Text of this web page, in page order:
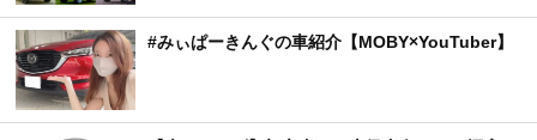
#みぃぱーきんぐの車紹介【MOBY×YouTuber】